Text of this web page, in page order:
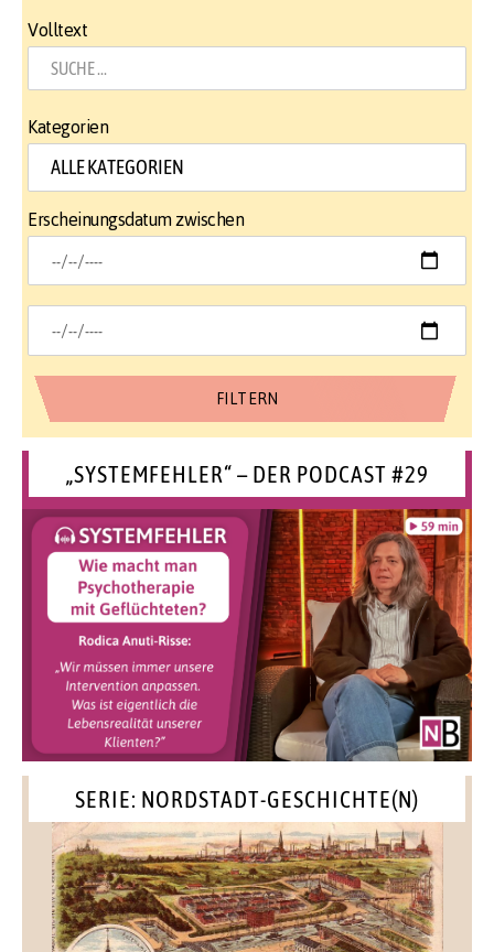
Volltext
Kategorien
Erscheinungsdatum zwischen
„SYSTEMFEHLER“ – DER PODCAST #29
SERIE: NORDSTADT-GESCHICHTE(N)